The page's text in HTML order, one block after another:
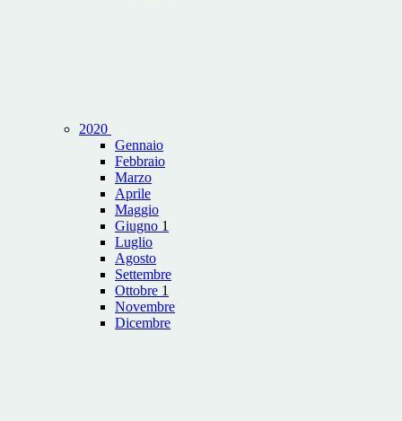
2020
Gennaio
Febbraio
Marzo
Aprile
Maggio
Giugno 1
Luglio
Agosto
Settembre
Ottobre 1
Novembre
Dicembre